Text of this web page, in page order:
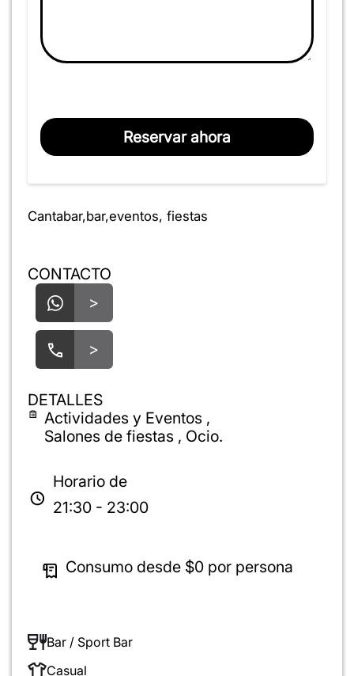
Reservar ahora
Cantabar,bar,eventos, fiestas
CONTACTO
>
>
DETALLES
Actividades y Eventos ,
Salones de fiestas , Ocio.
Horario de
21:30 - 23:00
Consumo desde $0 por persona
Bar / Sport Bar
Casual